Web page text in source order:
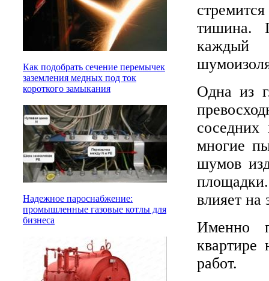
Как подобрать сечение перемычек
заземления медных под ток
короткого замыкания
Надежное пароснабжение:
промышленные газовые котлы для
бизнеса
тишина.
каждый
Одна из
многие
шумов
влияет на
Именно
квартире
работ.